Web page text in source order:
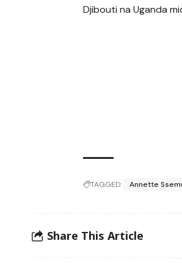
Djibouti na Uganda
TAGGED: Annette
Share This Article